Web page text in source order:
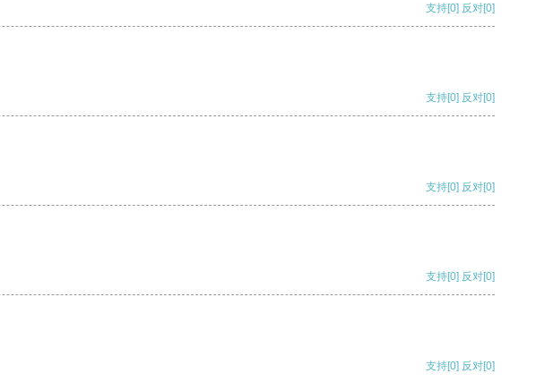
支持[0] 反对[0]
支持[0] 反对[0]
支持[0] 反对[0]
支持[0] 反对[0]
支持[0] 反对[0]